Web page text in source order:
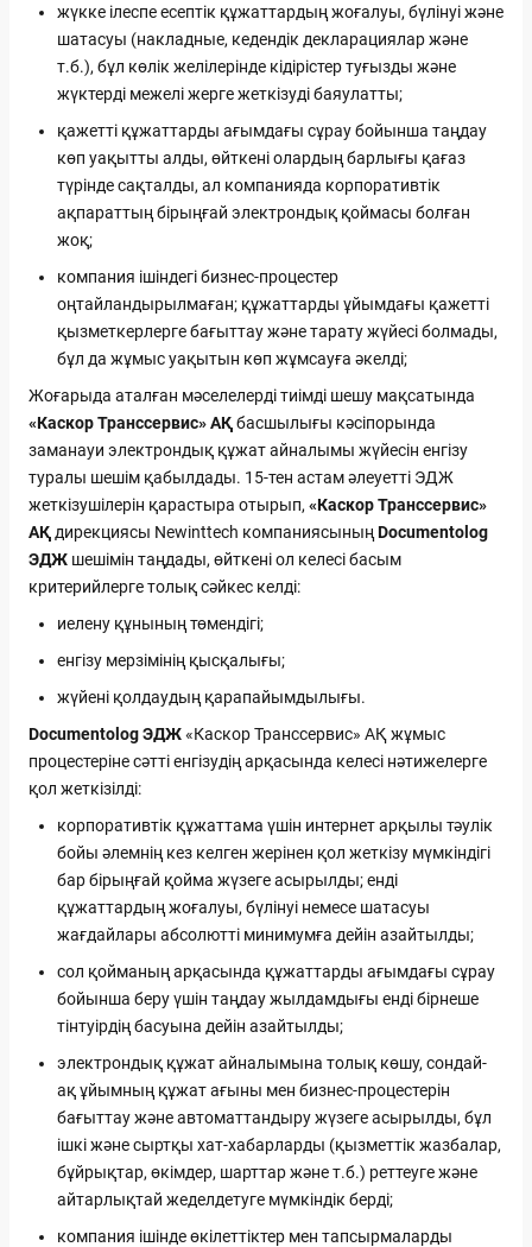
жүкке ілеспе есептік құжаттардың жоғалуы, бүлінуі және
шатасуы (накладные, кедендік декларациялар және
т.б.), бұл көлік желілерінде кідірістер туғызды және
жүктерді межелі жерге жеткізуді баяулатты;
қажетті құжаттарды ағымдағы сұрау бойынша таңдау
көп уақытты алды, өйткені олардың барлығы қағаз
түрінде сақталды, ал компанияда корпоративтік
ақпараттың бірыңғай электрондық қоймасы болған
жоқ;
компания ішіндегі бизнес-процестер
оңтайландырылмаған; құжаттарды ұйымдағы қажетті
қызметкерлерге бағыттау және тарату жүйесі болмады,
бұл да жұмыс уақытын көп жұмсауға әкелді;
Жоғарыда аталған мәселелерді тиімді шешу мақсатында
«Каскор Транссервис» АҚ басшылығы кәсіпорында
заманауи электрондық құжат айналымы жүйесін енгізу
туралы шешім қабылдады. 15-тен астам әлеуетті ЭДЖ
жеткізушілерін қарастыра отырып, «Каскор Транссервис»
АҚ дирекциясы Newinttech компаниясының Documentolog
ЭДЖ шешімін таңдады, өйткені ол келесі басым
критерийлерге толық сәйкес келді:
иелену құнының төмендігі;
енгізу мерзімінің қысқалығы;
жүйені қолдаудың қарапайымдылығы.
Documentolog ЭДЖ«Каскор Транссервис» АҚ жұмыс
процестеріне сәтті енгізудің арқасында келесі нәтижелерге
қол жеткізілді:
корпоративтік құжаттама үшін интернет арқылы тәулік
бойы әлемнің кез келген жерінен қол жеткізу мүмкіндігі
бар бірыңғай қойма жүзеге асырылды; енді
құжаттардың жоғалуы, бүлінуі немесе шатасуы
жағдайлары абсолютті минимумға дейін азайтылды;
сол қойманың арқасында құжаттарды ағымдағы сұрау
бойынша беру үшін таңдау жылдамдығы енді бірнеше
тінтуірдің басуына дейін азайтылды;
электрондық құжат айналымына толық көшу, сондай-
ақ ұйымның құжат ағыны мен бизнес-процестерін
бағыттау және автоматтандыру жүзеге асырылды, бұл
ішкі және сыртқы хат-хабарларды (қызметтік жазбалар,
бұйрықтар, өкімдер, шарттар және т.б.) реттеуге және
айтарлықтай жеделдетуге мүмкіндік берді;
компания ішінде өкілеттіктер мен тапсырмаларды